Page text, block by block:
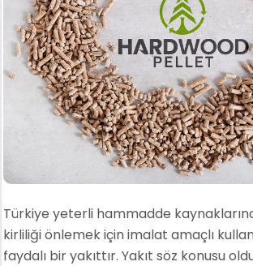
Türkiye yeterli hammadde
kirliliği önlemek için imalat amaçlı
faydalı bir yakıttır. Yakıt söz konusu